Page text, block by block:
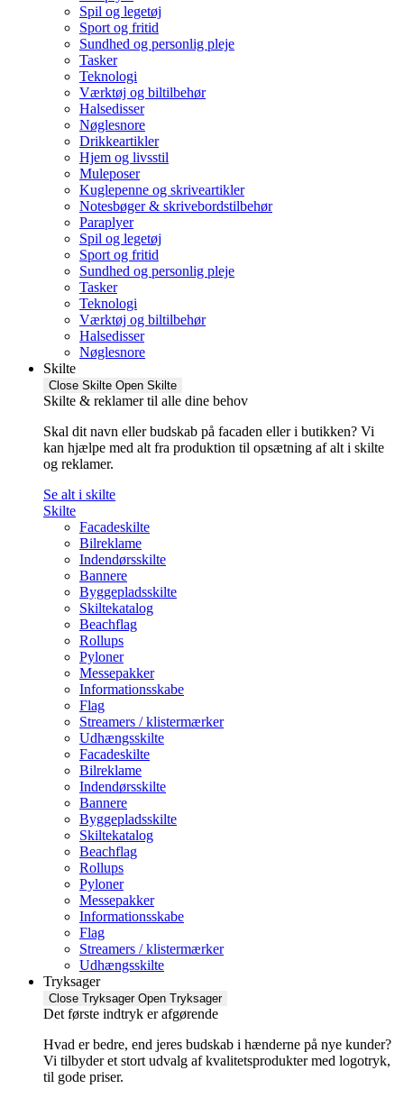
Spil og legetøj
Sport og fritid
Sundhed og personlig pleje
Tasker
Teknologi
Værktøj og biltilbehør
Halsedisser
Nøglesnore
Drikkeartikler
Hjem og livsstil
Muleposer
Kuglepenne og skriveartikler
Notesbøger & skrivebordstilbehør
Paraplyer
Spil og legetøj
Sport og fritid
Sundhed og personlig pleje
Tasker
Teknologi
Værktøj og biltilbehør
Halsedisser
Nøglesnore
Skilte
Close Skilte Open Skilte
Skilte & reklamer til alle dine behov
Skal dit navn eller budskab på facaden eller i butikken? Vi
kan hjælpe med alt fra produktion til opsætning af alt i skilte
og reklamer.
Se alt i skilte
Skilte
Facadeskilte
Bilreklame
Indendørsskilte
Bannere
Byggepladsskilte
Skiltekatalog
Beachflag
Rollups
Pyloner
Messepakker
Informationsskabe
Flag
Streamers / klistermærker
Udhængsskilte
Facadeskilte
Bilreklame
Indendørsskilte
Bannere
Byggepladsskilte
Skiltekatalog
Beachflag
Rollups
Pyloner
Messepakker
Informationsskabe
Flag
Streamers / klistermærker
Udhængsskilte
Tryksager
Close Tryksager Open Tryksager
Det første indtryk er afgørende
Hvad er bedre, end jeres budskab i hænderne på nye kunder?
Vi tilbyder et stort udvalg af kvalitetsprodukter med logotryk,
til gode priser.